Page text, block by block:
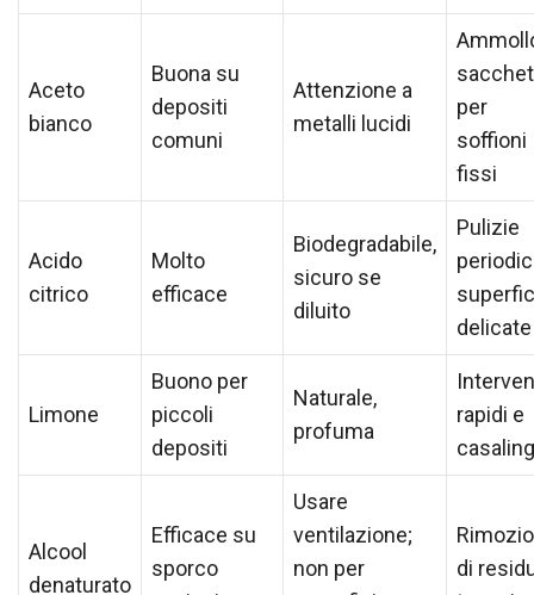
Aceto
bianco
Buona su
depositi
comuni
Attenzione a
metalli lucidi
per
soffioni
fissi
Acido
citrico
Molto
efficace
Biodegradabile,
sicuro se
diluito
Pulizie
delicate
Limone
Buono per
piccoli
depositi
Naturale,
profuma
rapidi e
Alcool
denaturato
Efficace su
sporco
Usare
ventilazione;
non per
di